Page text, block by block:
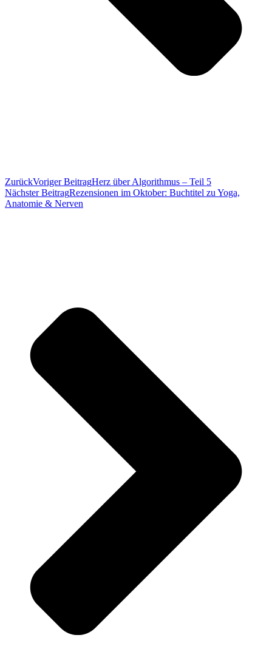
ZurückVoriger BeitragHerz über Algorithmus – Teil 5
Nächster BeitragRezensionen im Oktober: Buchtitel zu Yoga,
Anatomie & Nerven